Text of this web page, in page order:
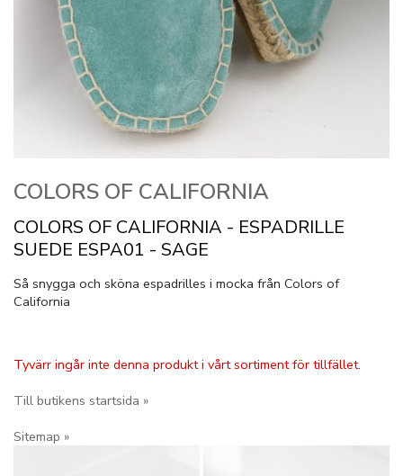
COLORS OF CALIFORNIA
COLORS OF CALIFORNIA - ESPADRILLE
SUEDE ESPA01 - SAGE
Så snygga och sköna espadrilles i mocka från Colors of
California
Tyvärr ingår inte denna produkt i vårt sortiment för tillfället.
Till butikens startsida »
Sitemap »